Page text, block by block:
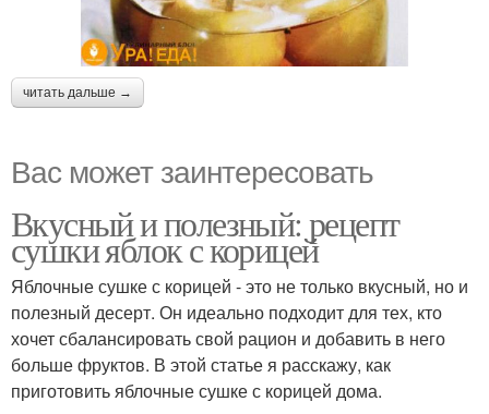
читать дальше →
Вас может заинтересовать
Вкусный и полезный: рецепт
сушки яблок с корицей
Яблочные сушке с корицей - это не только вкусный, но и
полезный десерт. Он идеально подходит для тех, кто
хочет сбалансировать свой рацион и добавить в него
больше фруктов. В этой статье я расскажу, как
приготовить яблочные сушке с корицей дома.